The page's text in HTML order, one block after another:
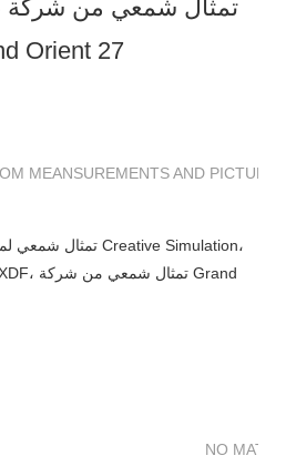
MEANSUREMENTS AND
NO